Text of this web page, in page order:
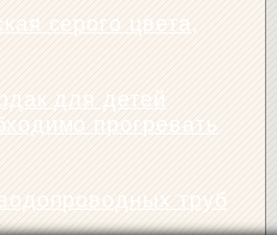
для детей
труб